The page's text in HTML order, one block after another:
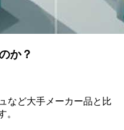
か？
など大手メーカー品と比
。